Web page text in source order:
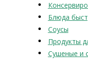
Блюда
Соусы
Продукты
Сушеные и